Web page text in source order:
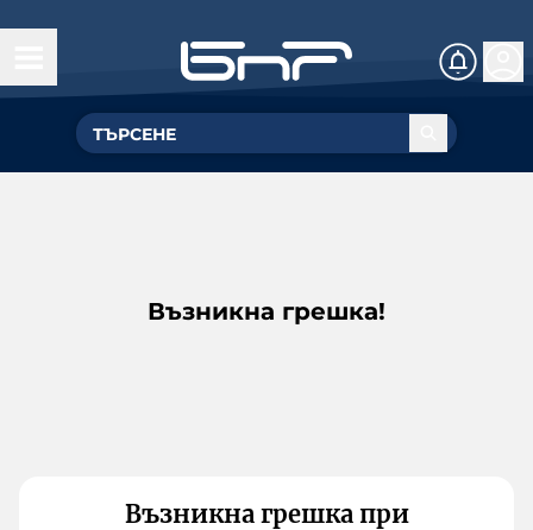
Възникна грешка!
Възникна грешка при